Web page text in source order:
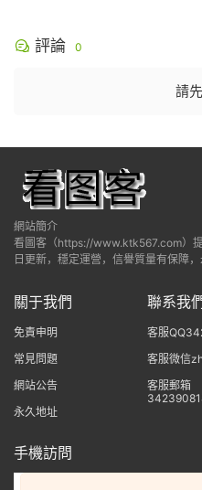
評論 0
請先
網站簡介
看圖客（https://www.ktk567.com）
日更新，穩定運營，信譽質量有保障
關于我們
免責申明
常見問題
網站公告
永久地址
聯系我
客服
客服微信
客服郵箱
手機訪問